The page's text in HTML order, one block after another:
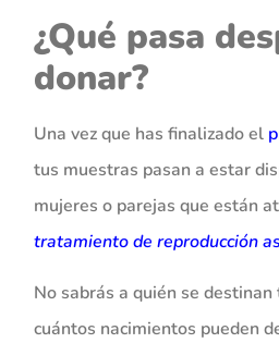
¿Qué pasa
donar?
Una vez que has finalizado el
tus muestras pasan a estar
mujeres o parejas que están
tratamiento de reproducción
No sabrás a quién se
cuántos nacimientos pueden